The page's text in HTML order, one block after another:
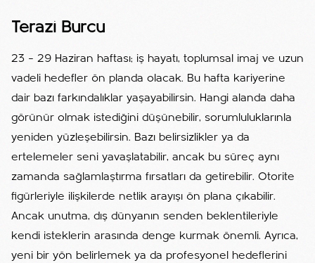
Terazi Burcu
23 – 29 Haziran haftası; iş hayatı, toplumsal imaj ve uzun
vadeli hedefler ön planda olacak. Bu hafta kariyerine
dair bazı farkındalıklar yaşayabilirsin. Hangi alanda daha
görünür olmak istediğini düşünebilir, sorumluluklarınla
yeniden yüzleşebilirsin. Bazı belirsizlikler ya da
ertelemeler seni yavaşlatabilir, ancak bu süreç aynı
zamanda sağlamlaştırma fırsatları da getirebilir. Otorite
figürleriyle ilişkilerde netlik arayışı ön plana çıkabilir.
Ancak unutma, dış dünyanın senden beklentileriyle
kendi isteklerin arasında denge kurmak önemli. Ayrıca,
yeni bir yön belirlemek ya da profesyonel hedeflerini